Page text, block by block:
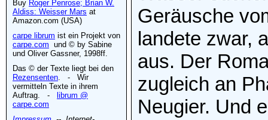
Geräusche
landete zwar,
aus. Der
zugleich an
Neugier. Und
Buy Roger Penrose; Brian W.
Aldiss: Weisser Mars at
Amazon.com (USA)
carpe librum ist ein Projekt von
carpe.com und © by Sabine
und Oliver Gassner, 1998ff.
Das © der Texte liegt bei den
Rezensenten. - Wir
vermitteln Texte in ihrem
Auftrag. -
librum @
carpe.com